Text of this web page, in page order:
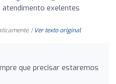
atendimento exelentes
| Ver texto original
que precisar estaremos